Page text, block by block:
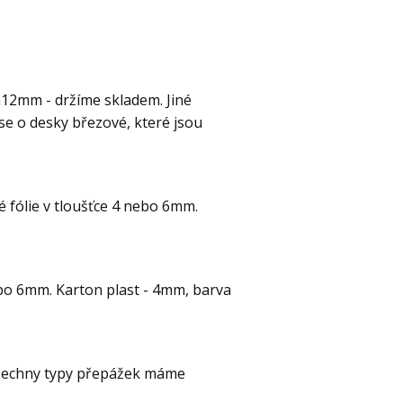
- držíme skladem. Jiné
o desky březové, které jsou
v tloušťce 4 nebo 6mm.
6mm. Karton plast - 4mm, barva
typy přepážek máme